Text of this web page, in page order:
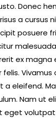
Donec
a cursus
posuere
ex magna
Vivamus
a eleifend.
Nam ut
eget volutpat